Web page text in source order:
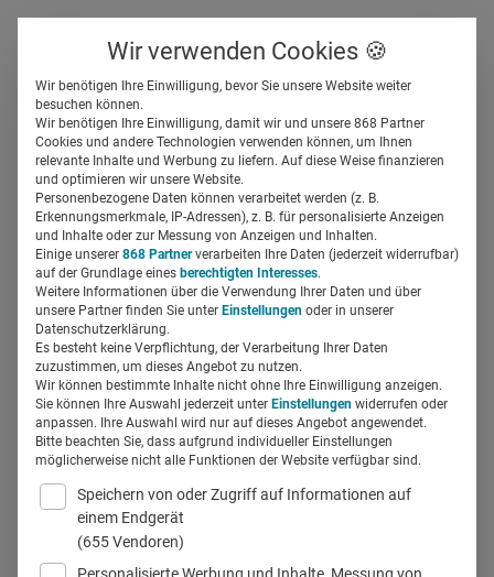
Gespeicherte Beiträge
Suchfeld
Suchen
Teilzeit für Ärzte: Wie
Jobsharing im Krankenhaus
Buchholz gelingt
Miriam Mirza21.04.20183 Min Lesezeit
Wir verwenden Cookies 🍪
Wir benötigen Ihre Einwilligung, bevor Sie unsere Website weiter
besuchen können.
Wir benötigen Ihre Einwilligung, damit wir und unsere 868 Partner
Cookies und andere Technologien verwenden können, um Ihnen
relevante Inhalte und Werbung zu liefern. Auf diese Weise finanzieren
und optimieren wir unsere Website.
Personenbezogene Daten können verarbeitet werden (z. B.
Erkennungsmerkmale, IP-Adressen), z. B. für personalisierte Anzeigen
und Inhalte oder zur Messung von Anzeigen und Inhalten.
Einige unserer 868 Partnerverarbeiten Ihre Daten (jederzeit widerrufbar)
auf der Grundlage eines berechtigten Interesses.
Weitere Informationen über die Verwendung Ihrer Daten und über
unsere Partner finden Sie unter Einstellungen oder in unserer
Datenschutzerklärung.
Es besteht keine Verpflichtung, der Verarbeitung Ihrer Daten
zuzustimmen, um dieses Angebot zu nutzen.
Wir können bestimmte Inhalte nicht ohne Ihre Einwilligung anzeigen.
Sie können Ihre Auswahl jederzeit unter Einstellungen widerrufen oder
anpassen. Ihre Auswahl wird nur auf dieses Angebot angewendet.
Bitte beachten Sie, dass aufgrund individueller Einstellungen
möglicherweise nicht alle Funktionen der Website verfügbar sind.
Speichern von oder Zugriff auf Informationen auf
einem Endgerät
(655 Vendoren)